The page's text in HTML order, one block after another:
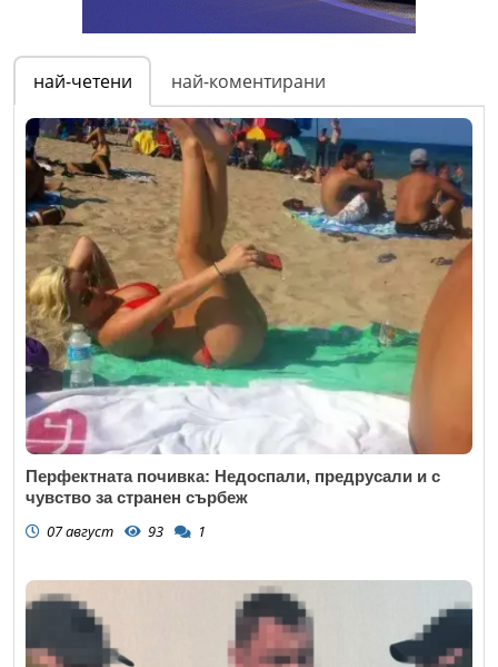
най-четени най-коментирани
Перфектната почивка: Недоспали, предрусали и с
чувство за странен сърбеж
07 август 93 1